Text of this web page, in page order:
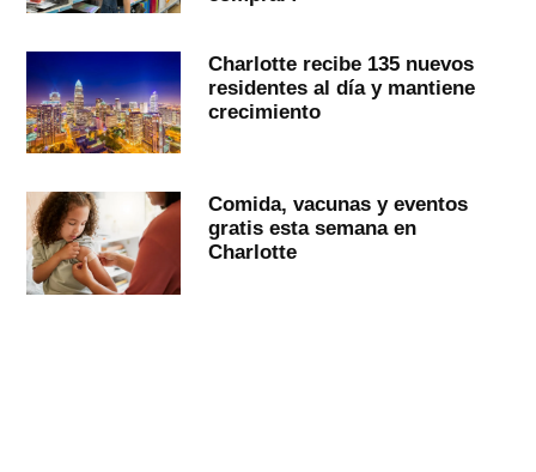
Charlotte recibe 135 nuevos
residentes al día y mantiene
crecimiento
Comida, vacunas y eventos
gratis esta semana en
Charlotte